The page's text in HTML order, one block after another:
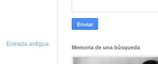
Entrada antigua Memoria de una búsqueda